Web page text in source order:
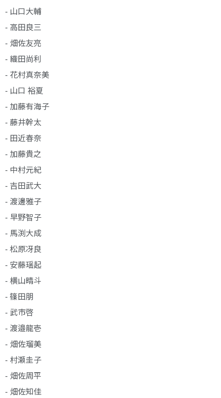
- 山口大輔
- 高田良三
- 畑佐友亮
- 織田尚利
- 花村真奈美
- 山口 裕夏
- 加藤有海子
- 藤井幹太
- 田近春奈
- 加藤貴之
- 中村元紀
- 吉田武大
- 渡邊雅子
- 早野智子
- 馬渕大成
- 松原冴良
- 安藤瑶起
- 横山晴斗
- 篠田朋
- 武市啓
- 渡邉龍壱
- 畑佐瑠美
- 村瀬圭子
- 畑佐周平
- 畑佐知佳